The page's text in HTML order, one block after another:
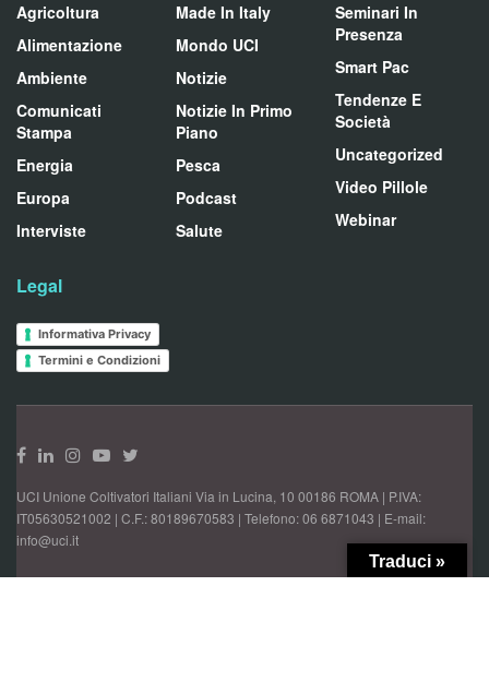
Agricoltura
Alimentazione
Ambiente
Comunicati
Stampa
Energia
Europa
Interviste
Made In Italy
Mondo UCI
Notizie
Notizie In Primo
Piano
Pesca
Podcast
Salute
Seminari In
Presenza
Smart Pac
Tendenze E
Società
Uncategorized
Video Pillole
Webinar
Legal
Informativa Privacy
Termini e Condizioni
UCI Unione Coltivatori Italiani Via in Lucina, 10 00186 ROMA | P.IVA:
IT05630521002 | C.F.: 80189670583 | Telefono: 06 6871043 | E-mail:
info@uci.it
Traduci »